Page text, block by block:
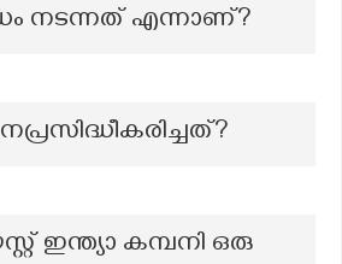
നടന്നത് എന്നാണ്?
ഇന്ത്യാ കമ്പനി ഒരു